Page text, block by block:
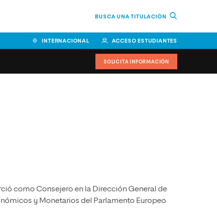
BUSCA UNA TITULACIÓN
INTERNACIONAL ACCESO ESTUDIANTES
Escuela Superior de Ingeniería
y Tecnología (ESIT)
SOLICITA INFORMACIÓN
como Consejero en la Dirección General de
y Monetarios del Parlamento Europeo